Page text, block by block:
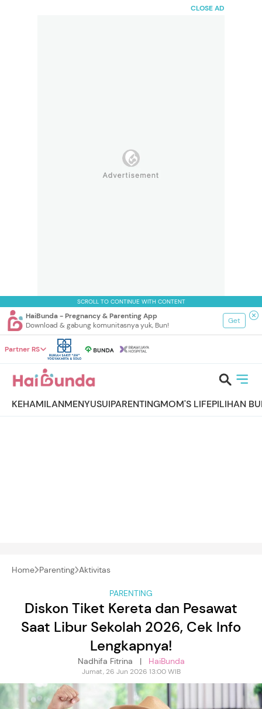
CLOSE AD
SCROLL TO CONTINUE WITH CONTENT
HaiBunda - Pregnancy & Parenting App
Download & gabung komunitasnya yuk, Bun!
Get
Partner RS
KEHAMILANMENYUSUIPARENTINGMOM'S LIFEPILIHAN
Home Parenting Aktivitas
PARENTING
Diskon Tiket Kereta dan Pesawat
Saat Libur Sekolah 2026, Cek Info
Lengkapnya!
Nadhifa Fitrina | HaiBunda
Jumat, 26 Jun 2026 13:00 WIB